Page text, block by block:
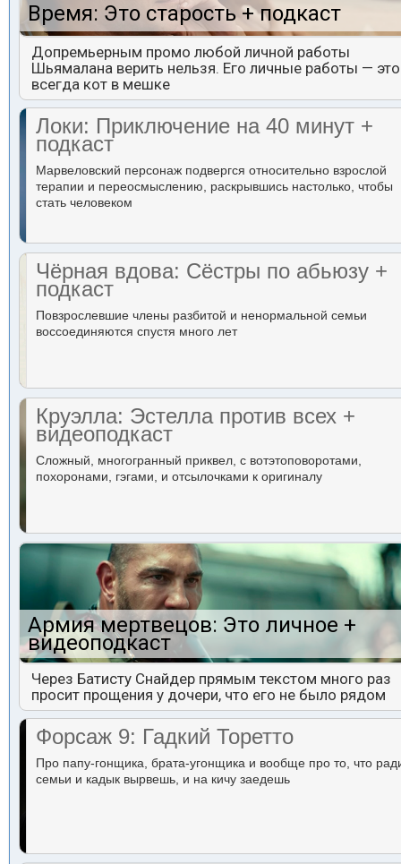
Время: Это старость + подкаст
Допремьерным промо любой личной работы
Шьямалана верить нельзя. Его личные работы — это
всегда кот в мешке
Локи: Приключение на 40 минут +
подкаст
Марвеловский персонаж подвергся относительно взрослой
терапии и переосмыслению, раскрывшись настолько, чтобы
стать человеком
Чёрная вдова: Сёстры по абьюзу +
подкаст
Повзрослевшие члены разбитой и ненормальной семьи
воссоединяются спустя много лет
Круэлла: Эстелла против всех +
видеоподкаст
Сложный, многогранный приквел, с вотэтоповоротами,
похоронами, гэгами, и отсылочками к оригиналу
Армия мертвецов: Это личное +
видеоподкаст
Через Батисту Снайдер прямым текстом много раз
просит прощения у дочери, что его не было рядом
Форсаж 9: Гадкий Торетто
Про папу-гонщика, брата-угонщика и вообще про то, что
семьи и кадык вырвешь, и на кичу заедешь